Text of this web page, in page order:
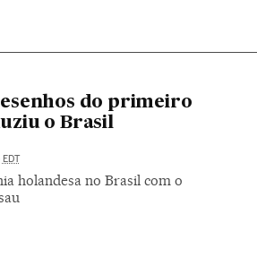
do primeiro
o Brasil
EDT
holandesa no Brasil com o